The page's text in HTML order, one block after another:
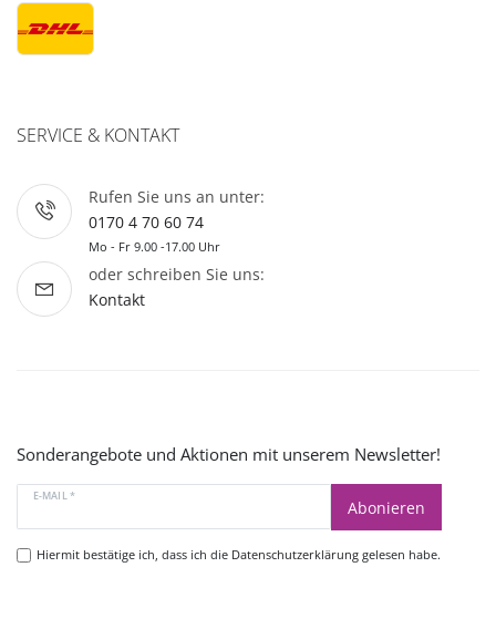
SERVICE & KONTAKT
Rufen Sie uns an unter:
0170 4 70 60 74
Mo - Fr 9.00 -17.00 Uhr
oder schreiben Sie uns:
Kontakt
Sonderangebote und Aktionen mit unserem Newsletter!
E-MAIL *
Abonieren
Hiermit bestätige ich, dass ich die Datenschutzerklärunggelesen habe.